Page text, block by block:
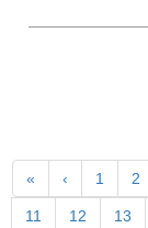
« ‹ 1 2
11 12 13